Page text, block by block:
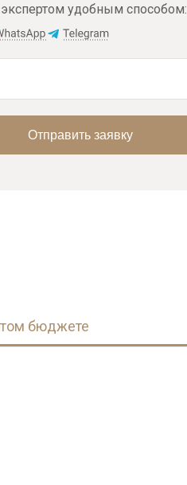
удобным способом:
бюджете